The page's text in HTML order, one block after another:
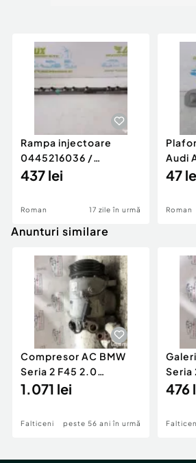
Rampa injectoare
0445216036 /
780542302 3.0 d 313
437 lei
Roman 17 zile în urmă
Audi
47
Roman
Anunturi similare
Compresor AC BMW
Seria 2 F45 2.0
Motorina 2016
1.071 lei
Falticeni peste 56 ani în urmă
Seria
476